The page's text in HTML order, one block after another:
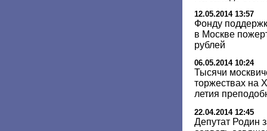
12.05.2014 13:57
Фонду
в Москве
рублей
06.05.2014 10:24
Тысячи
торжествах на
летия
22.04.2014 12:45
Депутат Родин